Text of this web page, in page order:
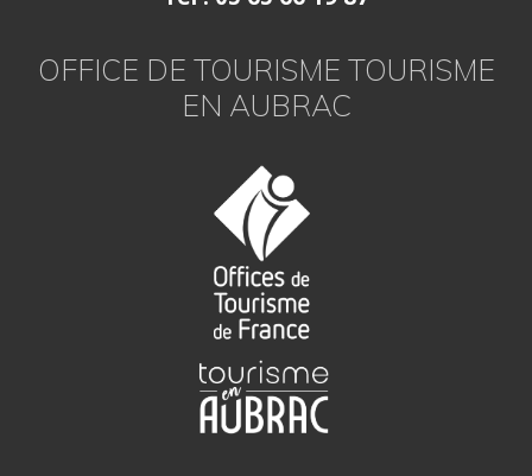
OFFICE DE TOURISME TOURISME
EN AUBRAC